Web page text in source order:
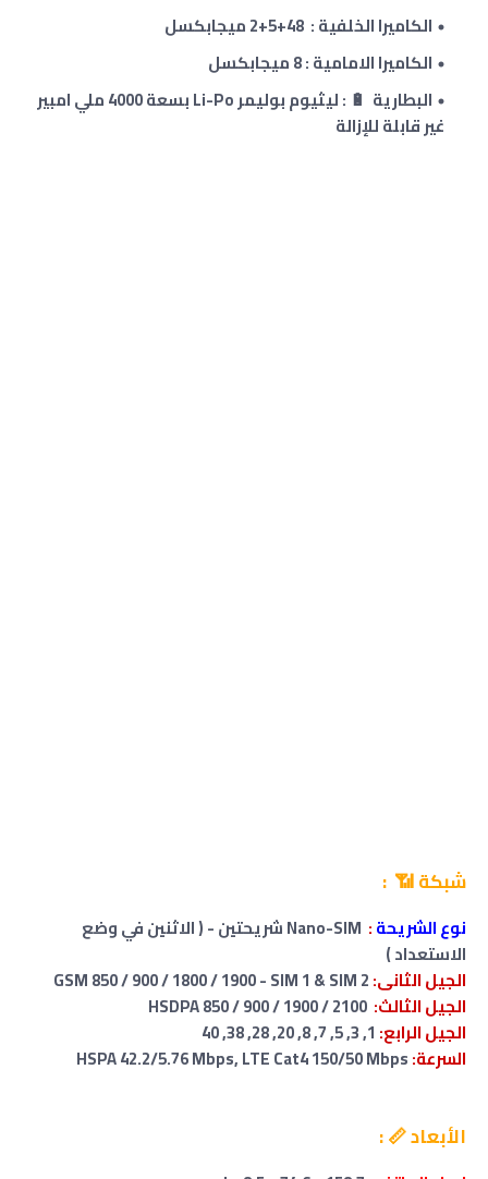
الكاميرا الخلفية : 48+5+2 ميجابكسل
الكاميرا الامامية : 8 ميجابكسل
البطارية 🔋 : ليثيوم بوليمر Li-Po بسعة 4000 ملي امبير
غير قابلة للإزالة
شبكة 📶 :
نوع الشريحة:
Nano-SIM شريحتين - ( الاثنين في وضع
الاستعداد )
الجيل الثانى:
الجيل الثالث: HSDPA 850 / 900 / 1900 / 2100
الجيل الرابع: 1, 3, 5, 7, 8, 20, 28, 38, 40
السرعة:HSPA 42.2/5.76 Mbps, LTE Cat4 150/50 Mbps
الأبعاد 📏 :